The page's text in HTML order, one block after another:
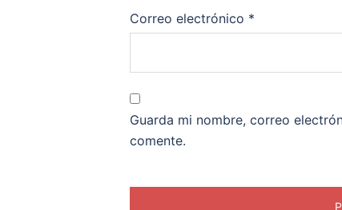
Correo electrónico *
Guarda mi nombre, correo
comente.